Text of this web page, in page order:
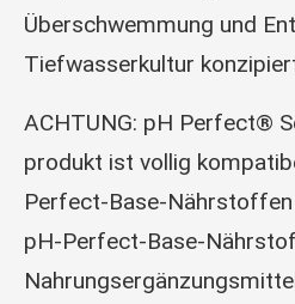
Überschwemmung und
Tiefwasserkultur
ACHTUNG: pH Perfect®
produkt ist vollig
Perfect-Base-
pH-Perfect-Base-